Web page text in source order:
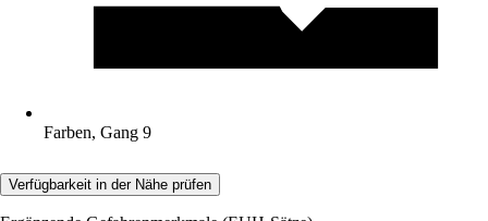
Farben, Gang 9
Verfügbarkeit in der Nähe prüfen